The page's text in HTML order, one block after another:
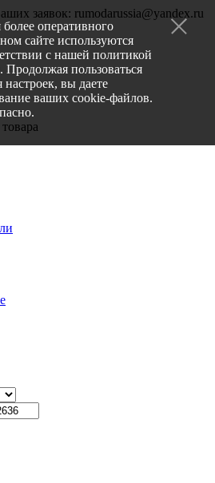
заявок: rumodarussia@yandex.ru
оперативного
сайте используются
с нашей политикой
. Продолжая пользоваться
настроек, вы даете
ваших cookie-файлов.